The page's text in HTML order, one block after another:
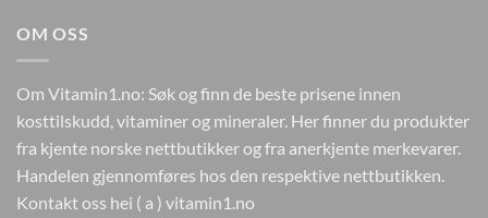
OM OSS
Om Vitamin1.no: Søk og finn de beste prisene innen
kosttilskudd, vitaminer og mineraler. Her finner du produkter
fra kjente norske nettbutikker og fra anerkjente merkevarer.
Handelen gjennomføres hos den respektive nettbutikken.
Kontakt oss hei ( a ) vitamin1.no